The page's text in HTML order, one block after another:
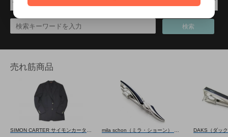
検索
売れ筋商品